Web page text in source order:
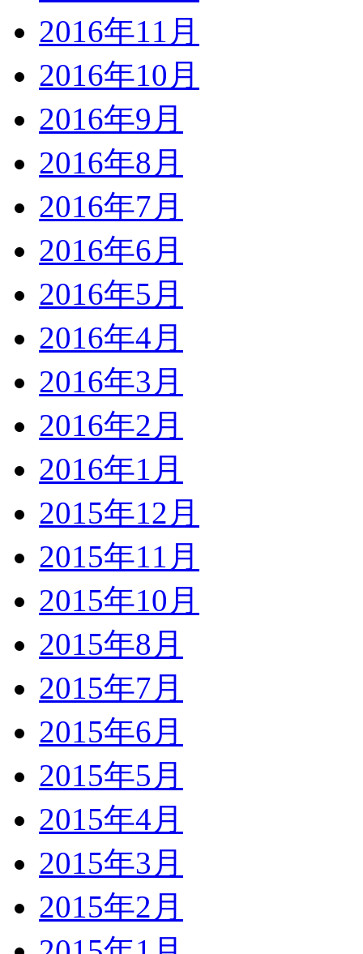
2016年11月
2016年10月
2016年9月
2016年8月
2016年7月
2016年6月
2016年5月
2016年4月
2016年3月
2016年2月
2016年1月
2015年12月
2015年11月
2015年10月
2015年8月
2015年7月
2015年6月
2015年5月
2015年4月
2015年3月
2015年2月